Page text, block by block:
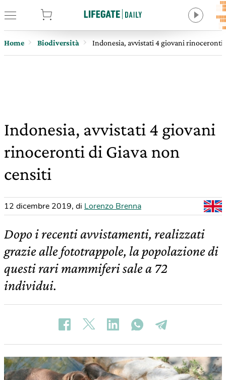
Home Biodiversità Indonesia, avvistati 4 giovani rinoceronti
Indonesia, avvistati 4 giovani
rinoceronti di Giava non
censiti
12 dicembre 2019, di Lorenzo Brenna
Dopo i recenti avvistamenti, realizzati
grazie alle fototrappole, la popolazione di
questi rari mammiferi sale a 72
individui.